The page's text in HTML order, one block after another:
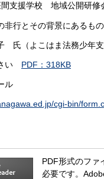
支援学校 地域公開研修
非行とその背景にあるもの
氏（よこはま法務少年支
い PDF：318KB
ル
cgi-bin/
PDF形式のファ
必要です。